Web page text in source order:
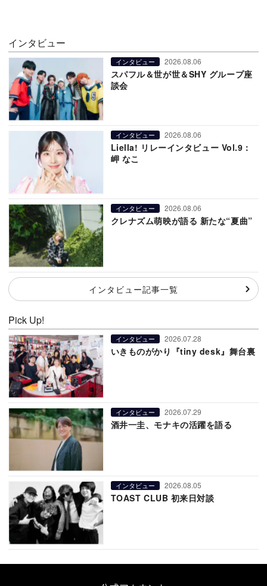
インタビュー
インタビュー 2026.08.06
スパフル＆世が世＆SHY グループ座
談会
インタビュー 2026.08.06
Liella! リレーインタビュー Vol.9：
岬 なこ
インタビュー 2026.08.06
クレナズム萌映が語る 新たな“夏曲”
インタビュー記事一覧
Pick Up!
インタビュー 2026.07.28
いきものがかり『tiny desk』舞台裏
インタビュー 2026.07.29
酒井一圭、モナキの活躍を語る
インタビュー 2026.08.05
TOAST CLUB 初来日対談